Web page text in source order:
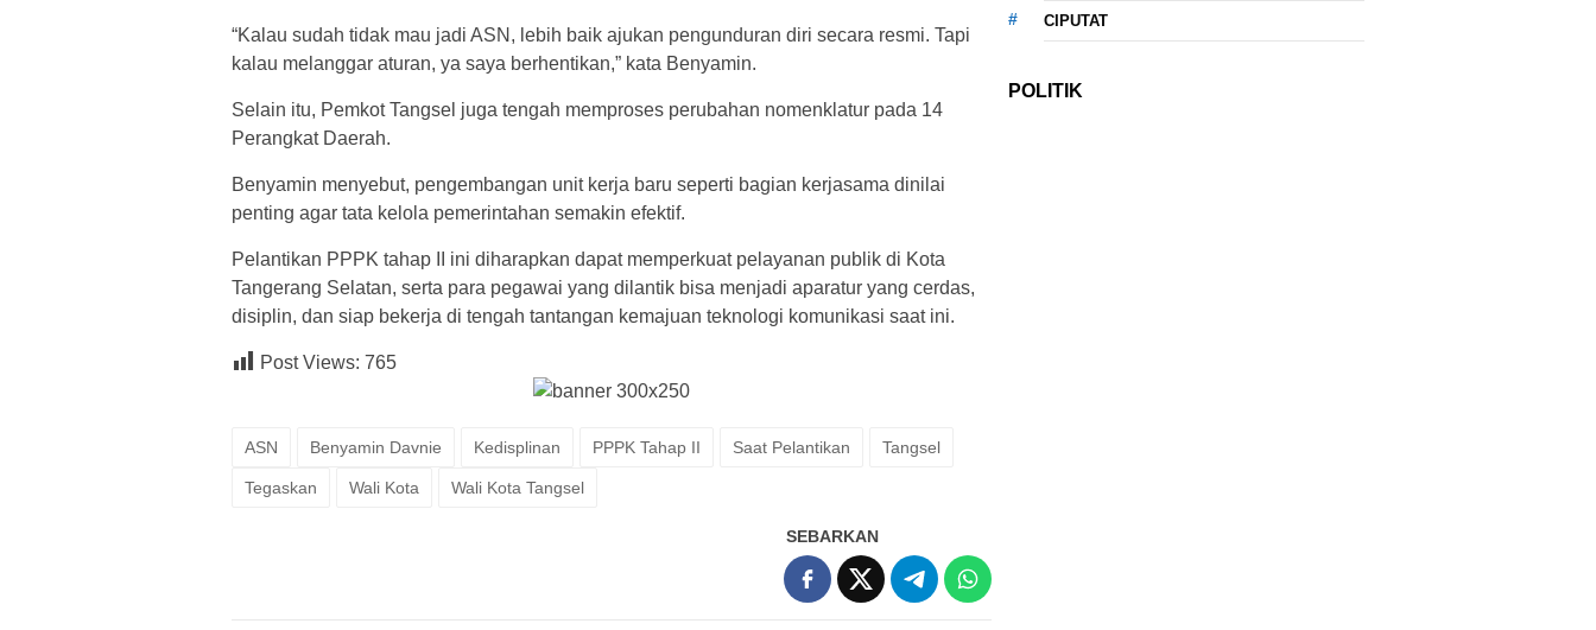
“Kalau sudah tidak mau jadi ASN, lebih baik ajukan pengunduran diri secara resmi. Tapi
kalau melanggar aturan, ya saya berhentikan,” kata Benyamin.
Selain itu, Pemkot Tangsel juga tengah memproses perubahan nomenklatur pada 14
Perangkat Daerah.
Benyamin menyebut, pengembangan unit kerja baru seperti bagian kerjasama dinilai
penting agar tata kelola pemerintahan semakin efektif.
Pelantikan PPPK tahap II ini diharapkan dapat memperkuat pelayanan publik di Kota
Tangerang Selatan, serta para pegawai yang dilantik bisa menjadi aparatur yang cerdas,
disiplin, dan siap bekerja di tengah tantangan kemajuan teknologi komunikasi saat ini.
Post Views: 765
ASN Benyamin Davnie Kedisplinan PPPK Tahap II Saat Pelantikan Tangsel
Tegaskan Wali Kota Wali Kota Tangsel
SEBARKAN
CIPUTAT
POLITIK